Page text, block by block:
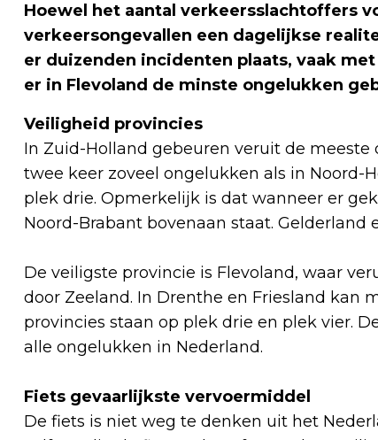
Hoewel het aantal verkeersslachtoffers
verkeersongevallen een dagelijkse
er duizenden incidenten plaats, vaak
er in Flevoland de minste ongelukken
Veiligheid provincies
In Zuid-Holland gebeuren veruit de
twee keer zoveel ongelukken als in Noord-
plek drie. Opmerkelijk is dat wanneer er
Noord-Brabant bovenaan staat.
De veiligste provincie is Flevoland, waar
door Zeeland. In Drenthe en Friesland kan
provincies staan op plek drie en plek vier.
alle ongelukken in Nederland.
Fiets gevaarlijkste vervoermiddel
De fiets is niet weg te denken uit het